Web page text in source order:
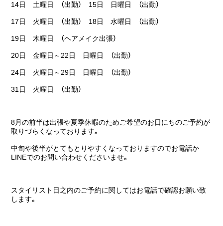
14日 土曜日 （出勤） 15日 日曜日 （出勤）
17日 火曜日 （出勤） 18日 水曜日 （出勤）
19日 木曜日 （ヘアメイク出張）
20日 金曜日～22日 日曜日 （出勤）
24日 火曜日～29日 日曜日 （出勤）
31日 火曜日 （出勤）
8月の前半は出張や夏季休暇のためご希望のお日にちのご予約が
取りづらくなっております。
中旬や後半がとてもとりやすくなっておりますのでお電話か
LINEでのお問い合わせくださいませ。
スタイリスト日之内のご予約に関してはお電話で確認お願い致
します。